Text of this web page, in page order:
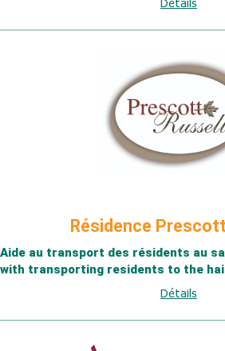
Détails
Résidence Prescott
Aide au transport des résidents au
with transporting residents to the
Détails